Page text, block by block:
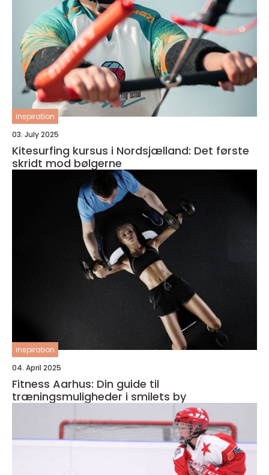
inspiration
03. July 2025
Kitesurfing kursus i Nordsjælland: Det første
skridt mod bølgerne
inspiration
04. April 2025
Fitness Aarhus: Din guide til
træningsmuligheder i smilets by